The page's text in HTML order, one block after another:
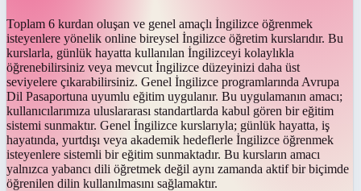
Toplam 6 kurdan oluşan ve genel amaçlı İngilizce öğrenmek
isteyenlere yönelik online bireysel İngilizce öğretim kurslarıdır. Bu
kurslarla, günlük hayatta kullanılan İngilizceyi kolaylıkla
öğrenebilirsiniz veya mevcut İngilizce düzeyinizi daha üst
seviyelere çıkarabilirsiniz. Genel İngilizce programlarında Avrupa
Dil Pasaportuna uyumlu eğitim uygulanır. Bu uygulamanın amacı;
kullanıcılarımıza uluslararası standartlarda kabul gören bir eğitim
sistemi sunmaktır. Genel İngilizce kurslarıyla; günlük hayatta, iş
hayatında, yurtdışı veya akademik hedeflerle İngilizce öğrenmek
isteyenlere sistemli bir eğitim sunmaktadır. Bu kursların amacı
yalnızca yabancı dili öğretmek değil aynı zamanda aktif bir biçimde
öğrenilen dilin kullanılmasını sağlamaktır.